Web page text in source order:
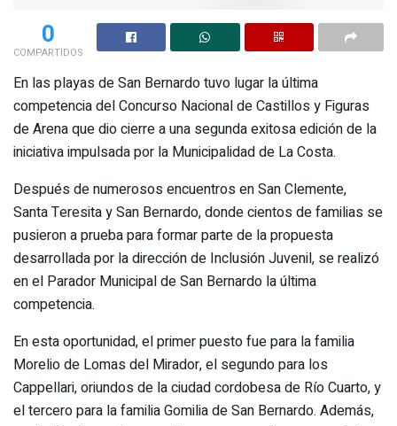
0
COMPARTIDOS
En las playas de San Bernardo tuvo lugar la última
competencia del Concurso Nacional de Castillos y Figuras
de Arena que dio cierre a una segunda exitosa edición de la
iniciativa impulsada por la Municipalidad de La Costa.
Después de numerosos encuentros en San Clemente,
Santa Teresita y San Bernardo, donde cientos de familias se
pusieron a prueba para formar parte de la propuesta
desarrollada por la dirección de Inclusión Juvenil, se realizó
en el Parador Municipal de San Bernardo la última
competencia.
En esta oportunidad, el primer puesto fue para la familia
Morelio de Lomas del Mirador, el segundo para los
Cappellari, oriundos de la ciudad cordobesa de Río Cuarto, y
el tercero para la familia Gomilia de San Bernardo. Además,